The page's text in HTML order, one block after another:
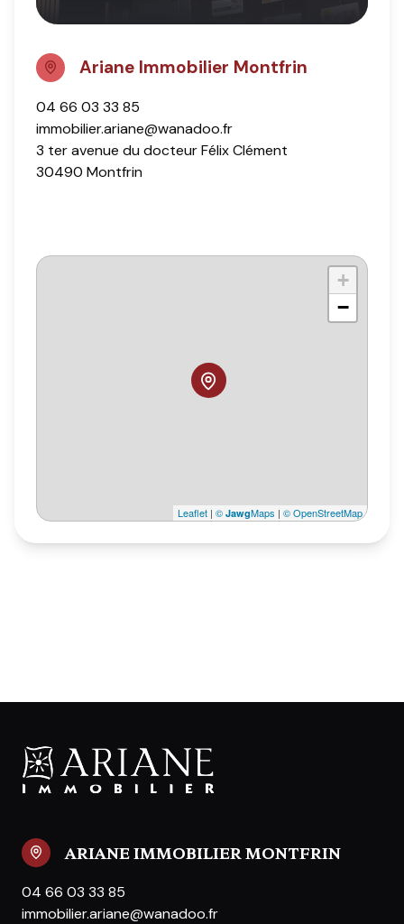
Ariane Immobilier Montfrin
04 66 03 33 85
immobilier.ariane@wanadoo.fr
3 ter avenue du docteur Félix Clément
30490 Montfrin
+
−
Leaflet | © JawgMaps | © OpenStreetMap
ARIANE IMMOBILIER MONTFRIN
04 66 03 33 85
immobilier.ariane@wanadoo.fr